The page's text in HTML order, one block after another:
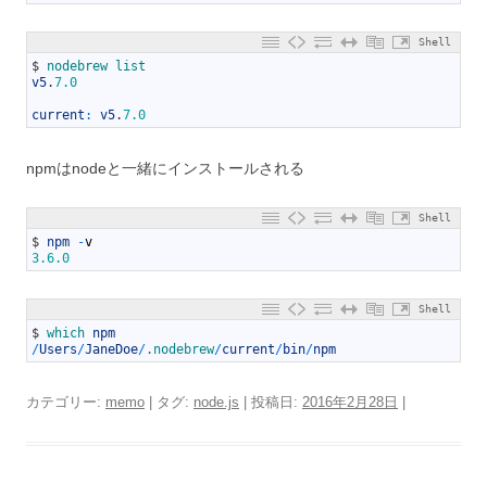
Shell
$ nodebrew list
v5.7.0
current : v5.7.0
npmはnodeと一緒にインストールされる
Shell
$ npm -v
3.6.0
Shell
$ which npm
/Users/JaneDoe/.nodebrew/current/bin/npm
カテゴリー: memo | タグ: node.js | 投稿日: 2016年2月28日